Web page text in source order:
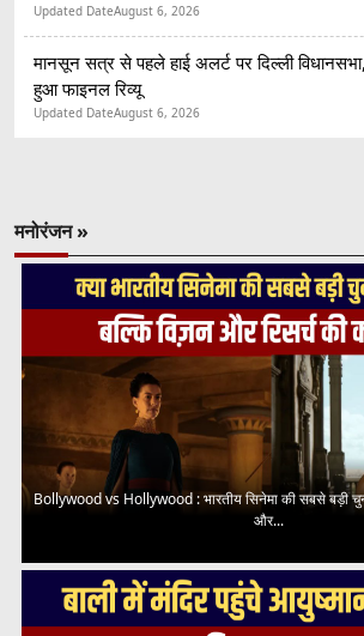
Updated DateAugust 6, 2026
मानसून सत्र से पहले हाई अलर्ट पर दिल्ली विधानसभा,
हुआ फाइनल रिव्यू
Updated DateAugust 6, 2026
मनोरंजन »
Bollywood vs Hollywood : भारतीय सिनेमा की सबसे बड़ी
और...